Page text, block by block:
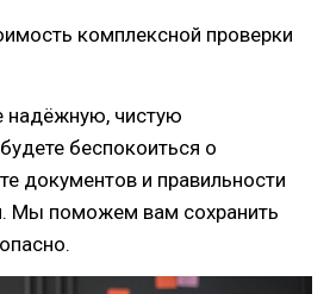
комплексной проверки
надёжную, чистую
беспокоиться о
документов и правильности
Мы поможем вам сохранить